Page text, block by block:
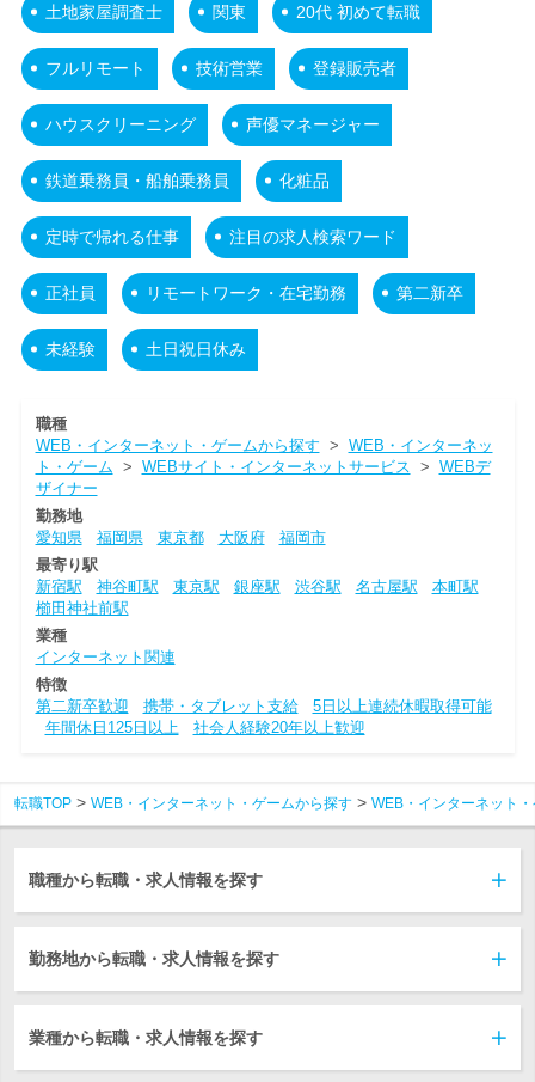
土地家屋調査士 関東 20代 初めて転職
フルリモート 技術営業 登録販売者
ハウスクリーニング 声優マネージャー
鉄道乗務員・船舶乗務員 化粧品
定時で帰れる仕事 注目の求人検索ワード
正社員 リモートワーク・在宅勤務 第二新卒
未経験 土日祝日休み
職種
WEB・インターネット・ゲームから探す > WEB・インターネッ
ト・ゲーム > WEBサイト・インターネットサービス > WEBデ
ザイナー
勤務地
愛知県
福岡県 東京都 大阪府
福岡市
最寄り駅
新宿駅
神谷町駅 東京駅 銀座駅 渋谷駅 名古屋駅
本町駅
櫛田神社前駅
業種
インターネット関連
特徴
第二新卒歓迎
携帯・タブレット支給
5日以上連続休暇取得可能
年間休日125日以上
社会人経験20年以上歓迎
転職TOP WEB・インターネット・ゲームから探す WEB・インターネット
職種から転職・求人情報を探す
勤務地から転職・求人情報を探す
業種から転職・求人情報を探す